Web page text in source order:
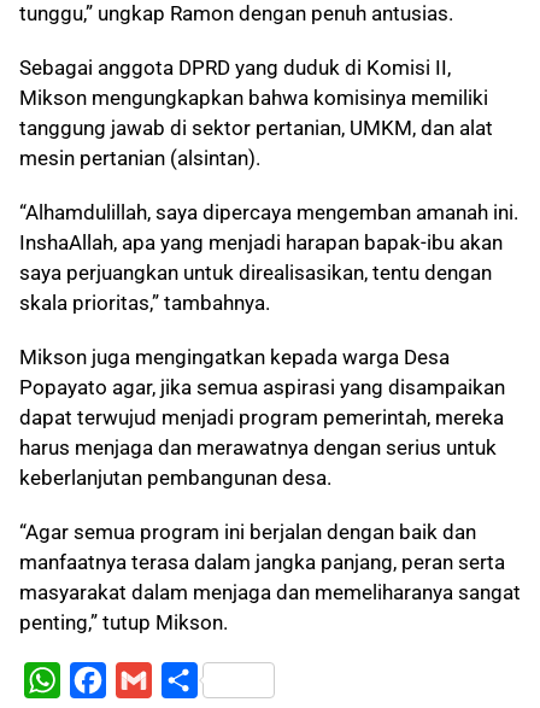
tunggu,” ungkap Ramon dengan penuh antusias.
Sebagai anggota DPRD yang duduk di Komisi II,
Mikson mengungkapkan bahwa komisinya memiliki
tanggung jawab di sektor pertanian, UMKM, dan alat
mesin pertanian (alsintan).
“Alhamdulillah, saya dipercaya mengemban amanah ini.
InshaAllah, apa yang menjadi harapan bapak-ibu akan
saya perjuangkan untuk direalisasikan, tentu dengan
skala prioritas,” tambahnya.
Mikson juga mengingatkan kepada warga Desa
Popayato agar, jika semua aspirasi yang disampaikan
dapat terwujud menjadi program pemerintah, mereka
harus menjaga dan merawatnya dengan serius untuk
keberlanjutan pembangunan desa.
“Agar semua program ini berjalan dengan baik dan
manfaatnya terasa dalam jangka panjang, peran serta
masyarakat dalam menjaga dan memeliharanya sangat
penting,” tutup Mikson.
W
S